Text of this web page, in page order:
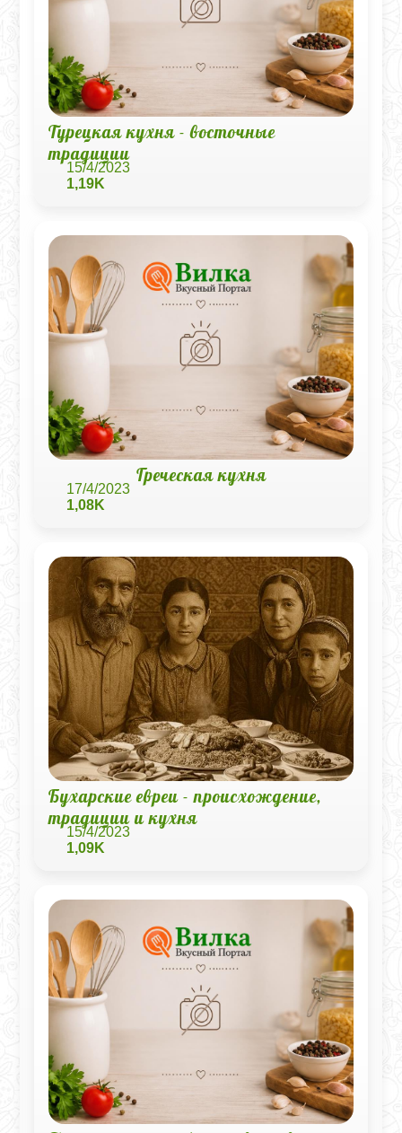
Турецкая кухня - восточные
традиции
15/4/2023
1,19K
Греческая кухня
17/4/2023
1,08K
Бухарские евреи - происхождение,
традиции и кухня
15/4/2023
1,09K